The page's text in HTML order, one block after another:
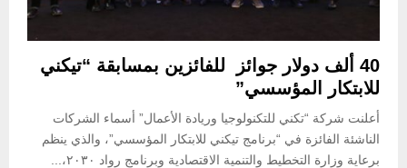
40 ألف دولار جوائز للفائزين بمسابقة “تيكني
للابتكار المؤسسي”
أعلنت شركة “تكني للتكنولوجيا وريادة الأعمال” أسماء الشركات
الناشئة الفائزة في “برنامج تيكني للابتكار المؤسسي”، والذي ينظم
برعاية وزارة التخطيط والتنمية الاقتصادية وبرنامج رواد ٢٠٣٠،...